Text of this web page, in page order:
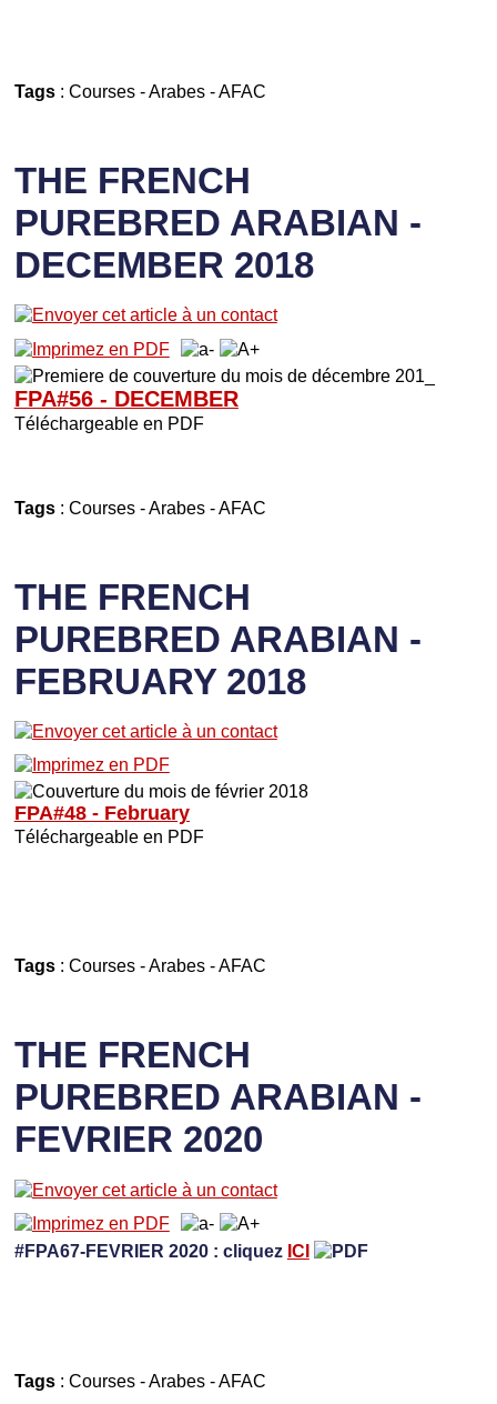
Tags: Courses-Arabes-AFAC
THE FRENCH
PUREBRED ARABIAN -
DECEMBER 2018
FPA#56 - DECEMBER
Téléchargeable en PDF
Tags: Courses-Arabes-AFAC
THE FRENCH
PUREBRED ARABIAN -
FEBRUARY 2018
FPA#48 - February
Téléchargeable en PDF
Tags: Courses-Arabes-AFAC
THE FRENCH
PUREBRED ARABIAN -
FEVRIER 2020
#FPA67-FEVRIER 2020 : cliquez ICI
Tags: Courses-Arabes-AFAC